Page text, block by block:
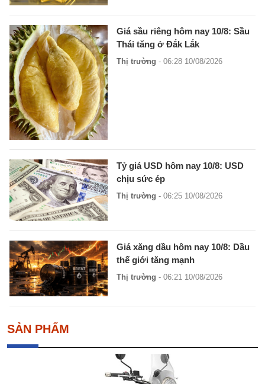
Giá sầu riêng hôm nay 10/8: Sầu
Thái tăng ở Đắk Lắk
Thị trường - 06:28 10/08/2026
Tỷ giá USD hôm nay 10/8: USD
chịu sức ép
Thị trường - 06:25 10/08/2026
Giá xăng dầu hôm nay 10/8: Dầu
thế giới tăng mạnh
Thị trường - 06:21 10/08/2026
SẢN PHẨM